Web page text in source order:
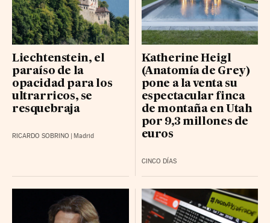
Liechtenstein, el
paraíso de la
opacidad para los
ultrarricos, se
resquebraja
RICARDO SOBRINO | Madrid
Katherine Heigl
(Anatomía de Grey)
pone a la venta su
espectacular finca
de montaña en Utah
por 9,3 millones de
euros
CINCO DÍAS